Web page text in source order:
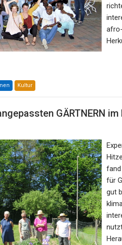
Kultur
GÄRTNERN im
für
gut